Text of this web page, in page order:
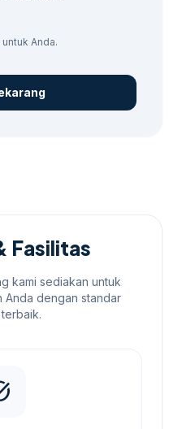
Anda.
Fasilitas
kami sediakan untuk
Anda dengan standar